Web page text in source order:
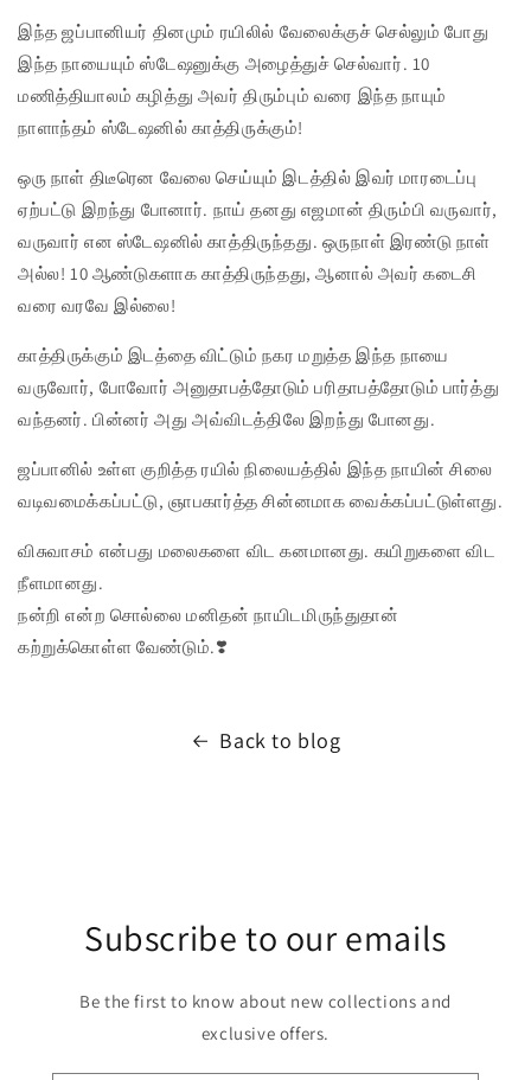
இந்த ஜப்பானியர் தினமும் ரயிலில் வேலைக்குச் செல்லும் போது
இந்த நாயையும் ஸ்டேஷனுக்கு அழைத்துச் செல்வார். 10
மணித்தியாலம் கழித்து அவர் திரும்பும் வரை இந்த நாயும்
நாளாந்தம் ஸ்டேஷனில் காத்திருக்கும்!
ஒரு நாள் திடீரென வேலை செய்யும் இடத்தில் இவர் மாரடைப்பு
ஏற்பட்டு இறந்து போனார். நாய் தனது எஜமான் திரும்பி வருவார்,
வருவார் என ஸ்டேஷனில் காத்திருந்தது. ஒருநாள் இரண்டு நாள்
அல்ல! 10 ஆண்டுகளாக காத்திருந்தது, ஆனால் அவர் கடைசி
வரை வரவே இல்லை!
காத்திருக்கும் இடத்தை விட்டும் நகர மறுத்த இந்த நாயை
வருவோர், போவோர் அனுதாபத்தோடும் பரிதாபத்தோடும் பார்த்து
வந்தனர். பின்னர் அது அவ்விடத்திலே இறந்து போனது.
ஜப்பானில் உள்ள குறித்த ரயில் நிலையத்தில் இந்த நாயின் சிலை
வடிவமைக்கப்பட்டு, ஞாபகார்த்த சின்னமாக வைக்கப்பட்டுள்ளது.
விசுவாசம் என்பது மலைகளை விட கனமானது. கயிறுகளை விட
நீளமானது.
நன்றி என்ற சொல்லை மனிதன் நாயிடமிருந்துதான்
கற்றுக்கொள்ள வேண்டும்.❣️
Back to blog
Subscribe to our emails
Be the first to know about new collections and
exclusive offers.